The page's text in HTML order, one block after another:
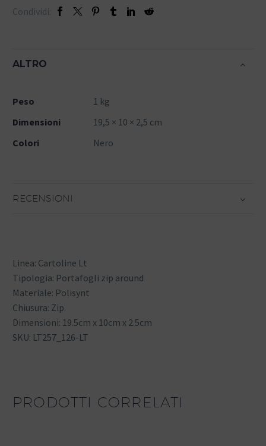
Condividi:
ALTRO
Peso
1 kg
Dimensioni
19,5 × 10 × 2,5 cm
Colori
Nero
RECENSIONI
Linea: Cartoline Lt
Tipologia: Portafogli zip around
Materiale: Polisynt
Chiusura: Zip
Dimensioni: 19.5cm x 10cm x 2.5cm
SKU: LT257_126-LT
PRODOTTI CORRELATI